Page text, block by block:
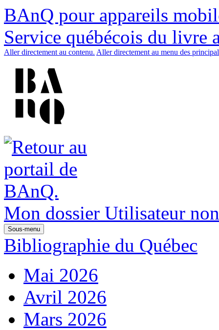
BAnQ pour appareils
Service québécois du livre
Aller directement au contenu. Aller directement au menu des
Mon dossier Utilisateur
Sous-menu
Bibliographie du Québec
Mai 2026
Avril 2026
Mars 2026